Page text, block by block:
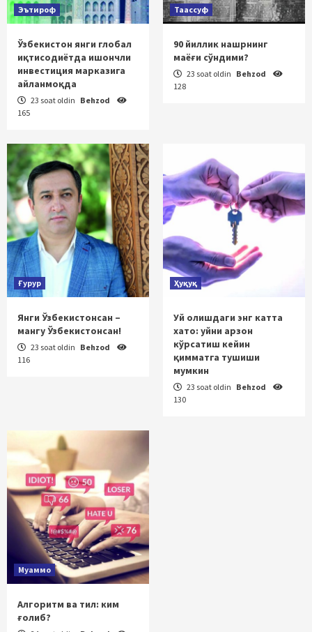
Эътироф
Ўзбекистон янги глобал
иқтисодиётда ишончли
инвестиция марказига
айланмоқда
23 soat oldin Behzod
165
Таассуф
90 йиллик нашрнинг
маёғи сўндими?
23 soat oldin Behzod
128
Ғурур
Янги Ўзбекистонсан –
мангу Ўзбекистонсан!
23 soat oldin Behzod
116
Ҳуқуқ
Уй олишдаги энг катта
хато: уйни арзон
кўрсатиш кейин
қимматга тушиши
мумкин
23 soat oldin Behzod
130
Муаммо
Алгоритм ва тил: ким
ғолиб?